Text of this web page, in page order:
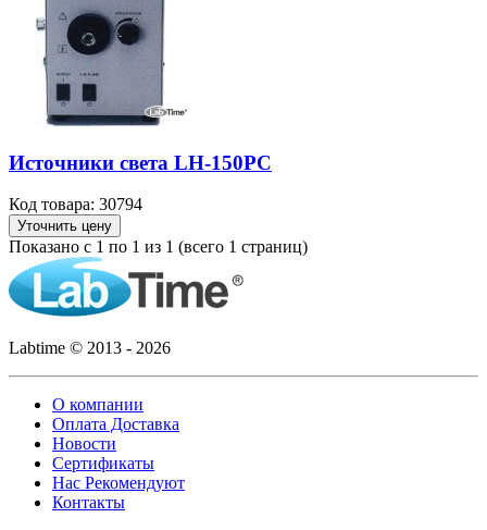
Источники света LH-150PC
Код товара: 30794
Уточнить цену
Показано с 1 по 1 из 1 (всего 1 страниц)
Labtime © 2013 - 2026
О компании
Оплата Доставка
Новости
Сертификаты
Нас Рекомендуют
Контакты